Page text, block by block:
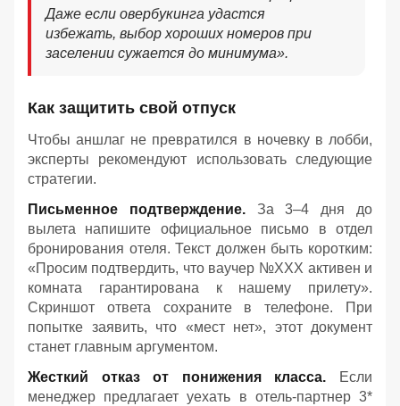
Даже если овербукинга удастся
избежать, выбор хороших номеров при
заселении сужается до минимума».
Как защитить свой отпуск
Чтобы аншлаг не превратился в ночевку в лобби,
эксперты рекомендуют использовать следующие
стратегии.
Письменное подтверждение.За 3–4 дня до
вылета напишите официальное письмо в отдел
бронирования отеля. Текст должен быть коротким:
«Просим подтвердить, что ваучер №ХХХ активен и
комната гарантирована к нашему прилету».
Скриншот ответа сохраните в телефоне. При
попытке заявить, что «мест нет», этот документ
станет главным аргументом.
Жесткий отказ от понижения класса. Если
менеджер предлагает уехать в отель-партнер 3*